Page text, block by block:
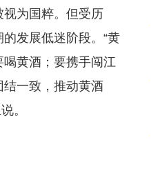
为国粹。但受历
发展低迷阶段。“黄
黄酒；要携手闯江
一致，推动黄酒
。